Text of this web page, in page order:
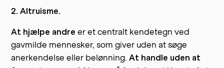
2. Altruisme.
At hjælpe andreer et centralt kendetegn ved
gavmilde mennesker, som giver uden at søge
anerkendelse eller belønning.At handle uden at